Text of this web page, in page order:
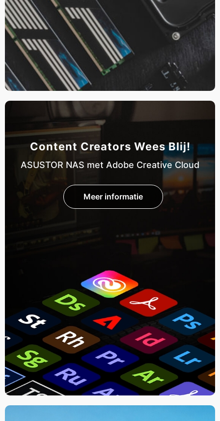
Content Creators Wees Blij!
ASUSTOR NAS met Adobe Creative Cloud
Meer informatie